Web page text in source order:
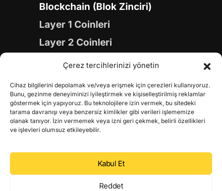
Çerez tercihlerinizi yönetin
Cihaz bilgilerini depolamak ve/veya erişmek için çerezleri kullanıyoruz.
Bunu, gezinme deneyiminizi iyileştirmek ve kişiselleştirilmiş reklamlar
göstermek için yapıyoruz. Bu teknolojilere izin vermek, bu sitedeki
tarama davranışı veya benzersiz kimlikler gibi verileri işlememize
olanak tanıyor. İzin vermemek veya izni geri çekmek, belirli özellikleri
ve işlevleri olumsuz etkileyebilir.
Kabul Et
Reddet
Blockchain (Blok Zinciri)
Layer 1 Coinleri
Layer 2 Coinleri
Yapay Zeka (AI) Coinleri
Gaming Coinleri
RWA Coinleri
DeFi Coinleri
DePIN Coinleri
Metaverse Coinleri
Web 3.0 Coinleri